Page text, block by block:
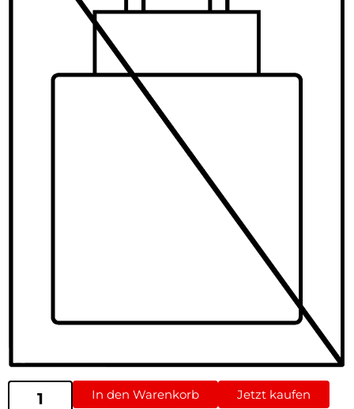
In den Warenkorb Jetzt kaufen